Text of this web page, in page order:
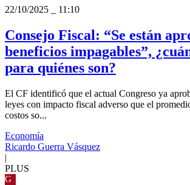
22/10/2025
11:10
Consejo Fiscal: “Se están
beneficios impagables”,
para quiénes son?
El CF identificó que el actual Congreso ya
leyes con impacto fiscal adverso que el
costos so...
Economía
Ricardo Guerra Vásquez
|
PLUS
G